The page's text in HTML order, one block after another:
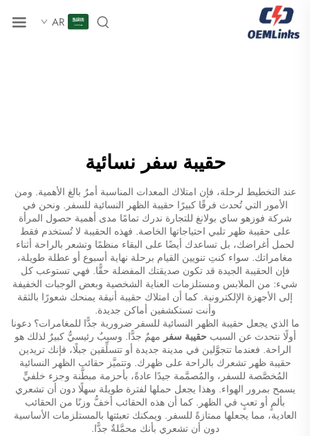
AR
حقيبة سفر نسائية
عند التخطيط لرحلة، فإن امتلاك المعدات المناسبة أمرٌ بالغ الأهمية. ومن
الأمور التي تُحدث فرقًا كبيرًا حقيبة الظهر النسائية للسفر. ونحن في
شركة فوزهو ساي بولانغ للتجارة ندرك تمامًا مدى أهمية حصول المرأة
على حقيبة ظهر تلبي احتياجاتها الخاصة. فهذه الحقيبة لا تُستخدم فقط
لحمل أغراضك، بل تساعدك أيضًا على البقاء منظمًا وتشعر بالراحة أثناء
مغامراتك. سواء كنتِ تنويين القيام برحلة نهاية أسبوع أو عطلة طويلة،
فإن الحقيبة الجيدة قد تكون صديقتك المفضلة حقًّا. فهي تستوعب كل
شيء: من الملابس ومستلزمات العناية الشخصية وبعض الوجبات الخفيفة
إلى الأجهزة الإلكترونية. كما أن امتلاك حقيبة أنيقة يمنحك شعورًا بالثقة
وأنت تستكشفين أماكن جديدة.
ما الذي يجعل حقيبة الظهر النسائية للسفر ضرورية جدًّا للمغامرات؟ دعونا
أولًا نتحدث عن السببحقيبة سفر مهمٌ جدًّا. وسببٌ رئيسيٌّ كبيرٌ لذلك هو
الراحة. فعندما تتجوَّلين في مدينة جديدة أو تتسلِّقين جبلًا، فإنك تريدين
حقيبة ظهر تشعرك بالراحة على ظهرك. وتتميَّز حقائب الظهر النسائية
المُخصَّصة للسفر، والمُصمَّمة جيدًا عادةً، بأحزمة مبطَّنة وجزء خلفيٍّ
يسمح بمرور الهواء. وهذا يجعل حملها لفترة طويلة سهلًا دون أن تشعري
بألمٍ أو تعبٍ في الظهر. كما أن هذه الحقائب أخفُّ وزنًا من الحقائب
العادية، مما يجعلها ممتازةً للسفر. ويمكنك تعبئتها بالمستلزمات الأساسية
دون أن تشعري بأنك محمَّلةٌ جدًّا.